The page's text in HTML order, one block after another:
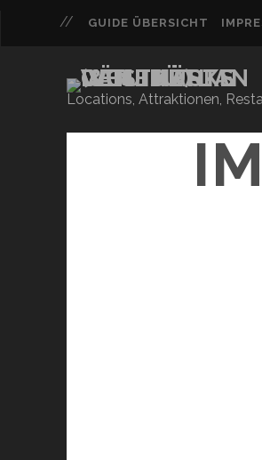
GUIDE ÜBERSICHT
Locations, Attraktionen,